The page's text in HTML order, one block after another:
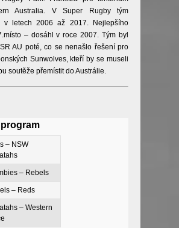
Australia. V Super Rugby tým
v letech 2006 až 2017. Nejlepšího
– dosáhl v roce 2007. Tým byl
AU poté, co se nenašlo řešení pro
Sunwolves, kteří by se museli
soutěže přemístit do Austrálie.
– NSW
– Rebels
– Reds
– Western